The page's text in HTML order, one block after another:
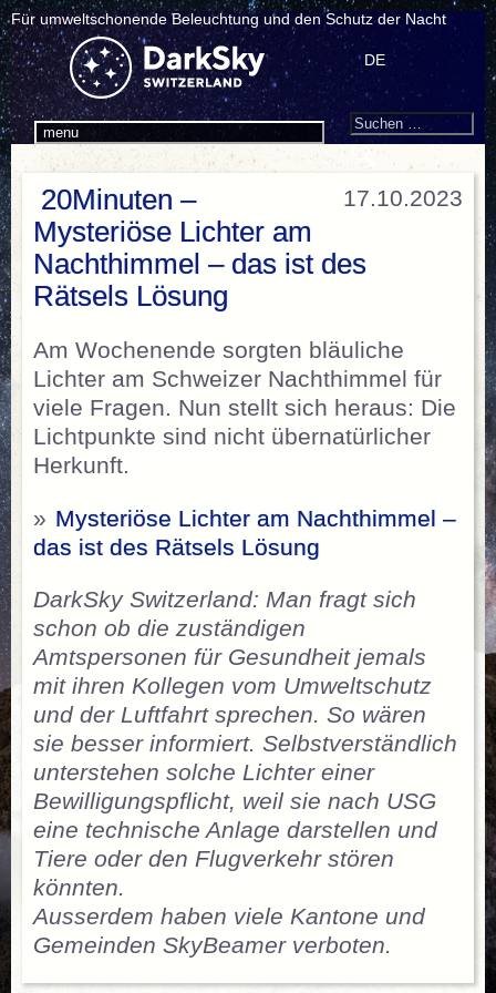
Für umweltschonende Beleuchtung und den Schutz der Nacht
menu
DE
Search
Suchen
17.10.2023
20Minuten –
Mysteriöse Lichter am
Nachthimmel – das ist des
Rätsels Lösung
Am Wochenende sorgten bläuliche
Lichter am Schweizer Nachthimmel für
viele Fragen. Nun stellt sich heraus: Die
Lichtpunkte sind nicht übernatürlicher
Herkunft.
» Mysteriöse Lichter am Nachthimmel –
das ist des Rätsels Lösung
DarkSky Switzerland: Man fragt sich
schon ob die zuständigen
Amtspersonen für Gesundheit jemals
mit ihren Kollegen vom Umweltschutz
und der Luftfahrt sprechen. So wären
sie besser informiert. Selbstverständlich
unterstehen solche Lichter einer
Bewilligungspflicht, weil sie nach USG
eine technische Anlage darstellen und
Tiere oder den Flugverkehr stören
könnten.
Ausserdem haben viele Kantone und
Gemeinden SkyBeamer verboten.